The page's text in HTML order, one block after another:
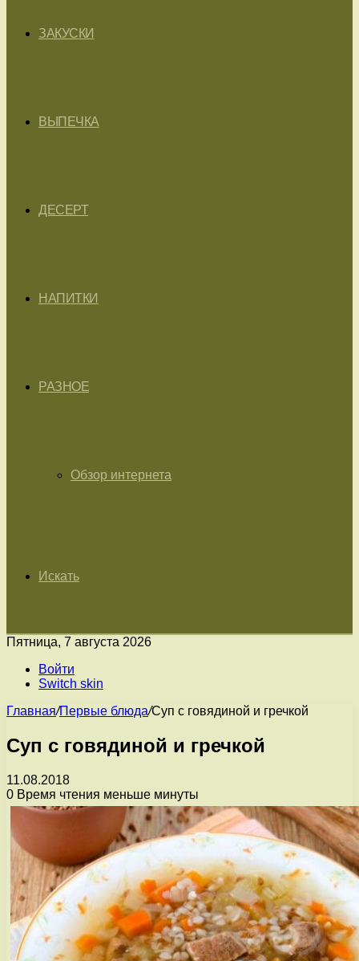
ЗАКУСКИ
ВЫПЕЧКА
ДЕСЕРТ
НАПИТКИ
РАЗНОЕ
Обзор интернета
Искать
Пятница, 7 августа 2026
Войти
Switch skin
Главная/Первые блюда/Суп с говядиной и гречкой
Суп с говядиной и гречкой
11.08.2018
0 Время чтения меньше минуты